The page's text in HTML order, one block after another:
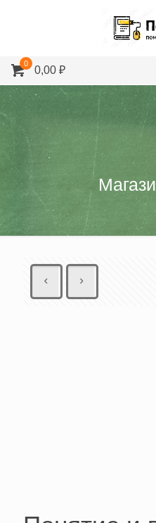
0
0,00 ₽